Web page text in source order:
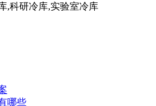
,科研冷库,实验室冷库
哪些